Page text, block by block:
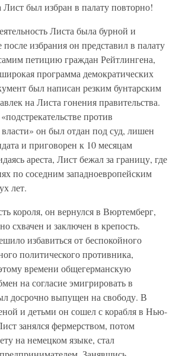
Лист был избран в палату повторно!
Листа была бурной и
избрания он представил в палату
петицию граждан Рейтлингена,
программа демократических
был написан резким бунтарским
на Листа гонения правительства.
против
власти» он был отдан под суд, лишен
и приговорен к 10 месяцам
ареста, Лист бежал за границу, где
по соседним западноевропейским
лет.
короля, он вернулся в Вюртемберг,
схвачен и заключен в крепость.
избавиться от беспокойного
политического противника,
времени общегерманскую
на согласие эмигрировать в
досрочно выпущен на свободу. В
и детьми он сошел с корабля в Нью-
занялся фермерством, потом
на немецком языке, стал